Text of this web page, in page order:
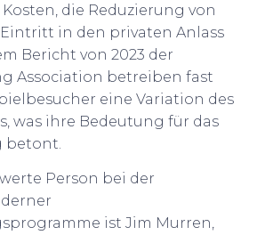
die Reduzierung von
in den privaten Anlass
Bericht von 2023 der
Association betreiben fast
eine Variation des
was ihre Bedeutung für das
betont.
Person bei der
ist Jim Murren,